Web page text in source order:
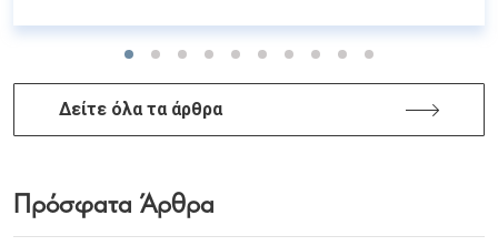
Δείτε όλα τα άρθρα
Πρόσφατα Άρθρα